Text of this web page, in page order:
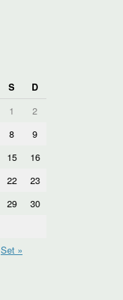
S
D
1
2
8
9
15
16
22
23
29
30
Set »